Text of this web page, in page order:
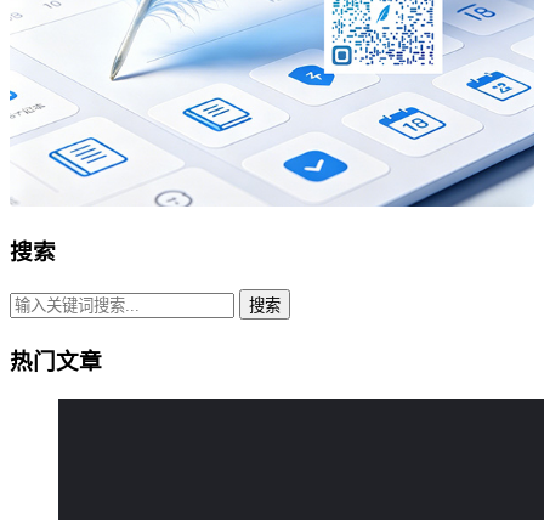
搜索
搜索
热门文章